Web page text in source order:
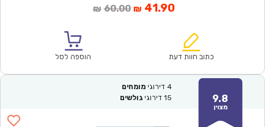
₪ 60.00המחיר
₪60.00.
₪ 41.90המחיר
הוא:
כתוב חוות דעת הוספה לסל
9.8
מצוין
4 דירוגי מומחים
15 דירוגי גולשים